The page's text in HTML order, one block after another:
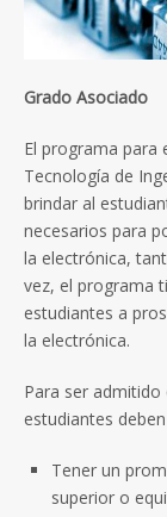
Grado Asociado
El programa para
Tecnología de
brindar al
necesarios para
la electrónica,
vez, el programa
estudiantes a
la electrónica.
Para ser
estudiantes
Tener un
superior o